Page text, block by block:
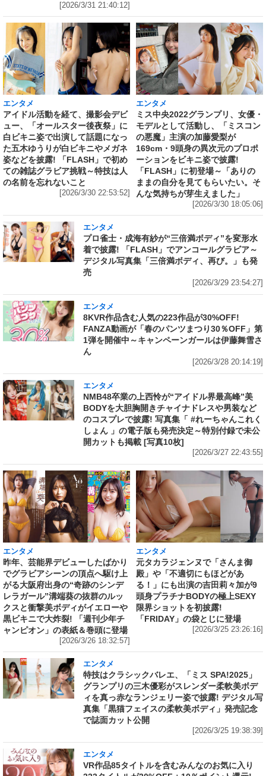
[2026/3/31 21:40:12]
エンタメ
アイドル活動を経て、撮影会デビ
ュー、「オールスター後夜祭」に
白ビキニ姿で出演して話題になっ
た五木ゆうりが白ビキニやメガネ
姿などを披露! 「FLASH」で初め
ての雑誌グラビア挑戦～特技は人
の名前を忘れないこと
[2026/3/30 22:53:52]
エンタメ
ミス中央2022グランプリ、女優・
モデルとして活動し、「ミスコン
の悪魔」主演の加藤愛梨が
169cm・9頭身の異次元のプロポ
ーションをビキニ姿で披露!
「FLASH」に初登場～「ありの
ままの自分を見てもらいたい。そ
んな気持ちが芽生えました」
[2026/3/30 18:05:06]
エンタメ
プロ雀士・成海有紗が“三倍満ボディ”を変形水
着で披露! 「FLASH」でアンコールグラビア～
デジタル写真集「三倍満ボディ、再び。」も発
売
[2026/3/29 23:54:27]
エンタメ
8KVR作品含む人気の223作品が30%OFF!
FANZA動画が「春のパンツまつり30％OFF」第
1弾を開催中～キャンペーンガールは伊藤舞雪さ
ん
[2026/3/28 20:14:19]
エンタメ
NMB48卒業の上西怜が“アイドル界最高峰”美
BODYを大胆胸開きチャイナドレスや男装など
のコスプレで披露! 写真集「 #れーちゃんこれく
しょん 」の電子版も発売決定～特別付録で未公
開カットも掲載 [写真10枚]
[2026/3/27 22:43:55]
エンタメ
昨年、芸能界デビューしたばかり
でグラビアシーンの頂点へ駆け上
がる大阪府出身の“奇跡のシンデ
レラガール”溝端葵の抜群のルッ
クスと衝撃美ボディがイエローや
黒ビキニで大炸裂! 「週刊少年チ
ャンピオン」の表紙＆巻頭に登場
[2026/3/26 18:32:57]
エンタメ
元タカラジェンヌで「さんま御
殿」や「不適切にもほどがあ
る！」にも出演の吉田莉々加が9
頭身プラチナBODYの極上SEXY
限界ショットを初披露!
「FRIDAY」の袋とじに登場
[2026/3/25 23:26:16]
エンタメ
特技はクラシックバレエ、「ミス SPA!2025」
グランプリの三木優彩がスレンダー柔軟美ボデ
ィを真っ赤なランジェリー姿で披露! デジタル写
真集「黒猫フェイスの柔軟美ボディ」発売記念
で誌面カット公開
[2026/3/25 19:38:39]
エンタメ
VR作品85タイトルを含むみんなのお気に入り